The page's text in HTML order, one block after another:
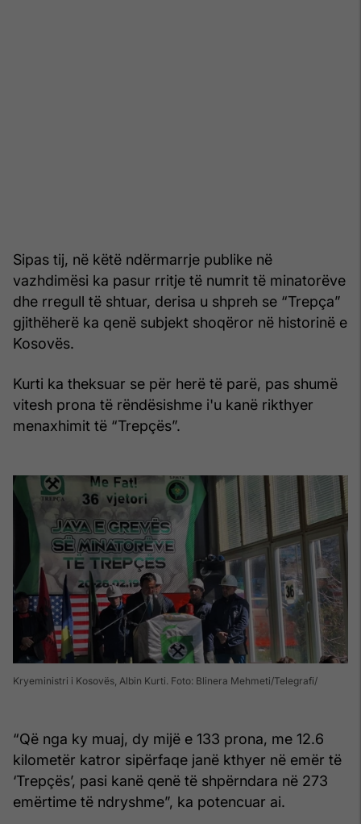
Sipas tij, në këtë ndërmarrje publike në
vazhdimësi ka pasur rritje të numrit të minatorëve
dhe rregull të shtuar, derisa u shpreh se “Trepça”
gjithëherë ka qenë subjekt shoqëror në historinë e
Kosovës.
Kurti ka theksuar se për herë të parë, pas shumë
vitesh prona të rëndësishme i'u kanë rikthyer
menaxhimit të “Trepçës”.
Kryeministri i Kosovës, Albin Kurti. Foto: Blinera Mehmeti/Telegrafi
“Që nga ky muaj, dy mijë e 133 prona, me 12.6
kilometër katror sipërfaqe janë kthyer në emër të
‘Trepçës’, pasi kanë qenë të shpërndara në 273
emërtime të ndryshme”, ka potencuar ai.